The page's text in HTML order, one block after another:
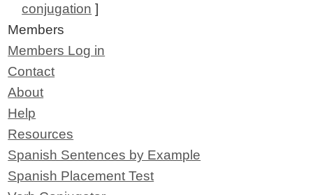
conjugation ]
Members
Members Log in
Contact
About
Help
Resources
Spanish Sentences by Example
Spanish Placement Test